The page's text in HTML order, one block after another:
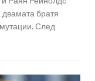
братя
След